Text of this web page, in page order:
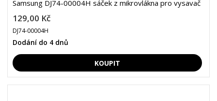
Samsung DJ74-00004H sáček z mikrovlákna pro vysavač
129,00 Kč
DJ74-00004H
Dodání do 4 dnů